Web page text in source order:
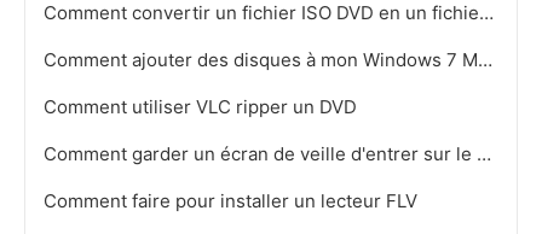
Comment convertir un fichier ISO DVD en un fichier AVI
Comment ajouter des disques à mon Windows 7 Media Center
Comment utiliser VLC ripper un DVD
Comment garder un écran de veille d'entrer sur le cours d'une lecture DVD
Comment faire pour installer un lecteur FLV